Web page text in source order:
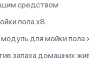
средством
пола х8
для мойки пола
запаха домашних